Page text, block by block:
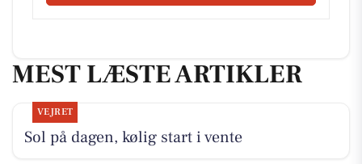
MEST LÆSTE ARTIKLER
VEJRET
Sol på dagen, kølig start i vente